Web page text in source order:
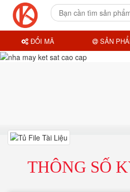
THÔNG SỐ
ĐỔI MÃ SẢN